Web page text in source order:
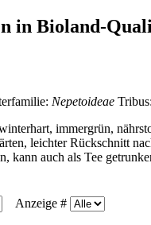
in Bioland-
Nepetoideae Tribus:
immergrün,
leichter Rückschnitt
kann auch als Tee
Anzeige #